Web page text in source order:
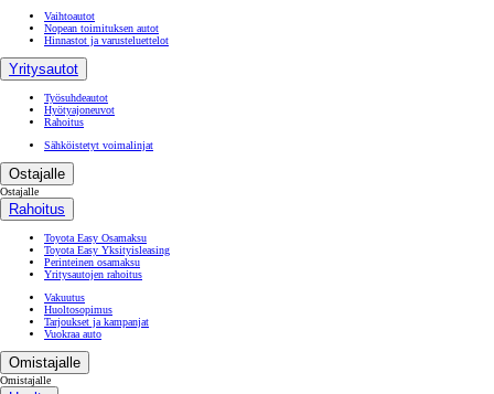
Vaihtoautot
Nopean toimituksen autot
Hinnastot ja varusteluettelot
Yritysautot
Työsuhdeautot
Hyötyajoneuvot
Rahoitus
Sähköistetyt voimalinjat
Ostajalle
Ostajalle
Rahoitus
Toyota Easy Osamaksu
Toyota Easy Yksityisleasing
Perinteinen osamaksu
Yritysautojen rahoitus
Vakuutus
Huoltosopimus
Tarjoukset ja kampanjat
Vuokraa auto
Omistajalle
Omistajalle